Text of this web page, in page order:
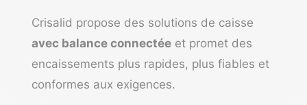
Crisalid propose des solutions de caisse
avec balance connectée et promet des
encaissements plus rapides, plus fiables et
conformes aux exigences.